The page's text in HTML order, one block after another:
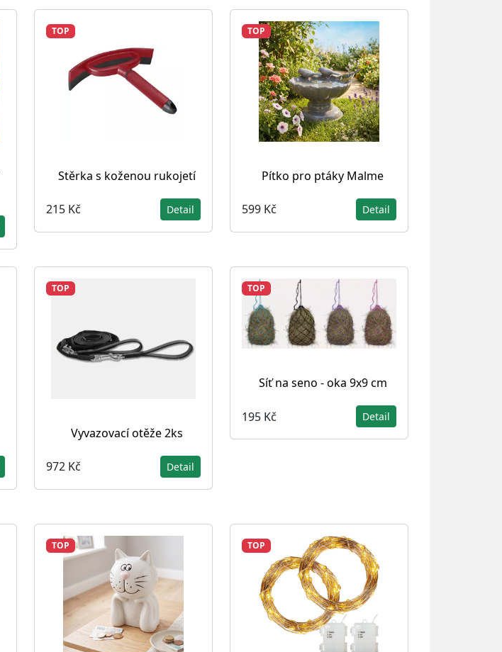
TOP
Stěrka s koženou rukojetí
215 Kč Detail
TOP
Pítko pro ptáky Malme
599 Kč Detail
TOP
Vyvazovací otěže 2ks
972 Kč Detail
TOP
Síť na seno - oka 9x9 cm
195 Kč Detail
TOP TOP